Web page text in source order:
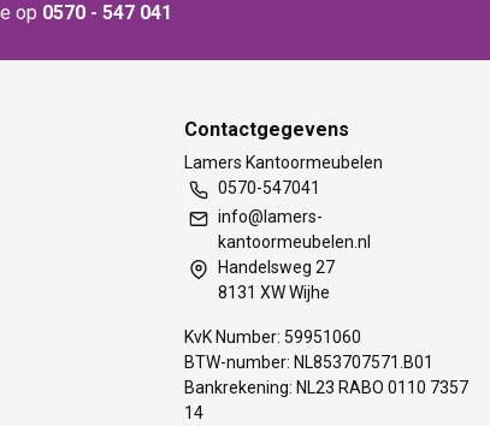
op 0570 - 547 041
Contactgegevens
Lamers Kantoormeubelen
0570-547041
info@lamers-
kantoormeubelen.nl
Handelsweg 27
8131 XW Wijhe
KvK Number: 59951060
BTW-number: NL853707571.B01
Bankrekening: NL23 RABO 0110 7357
14